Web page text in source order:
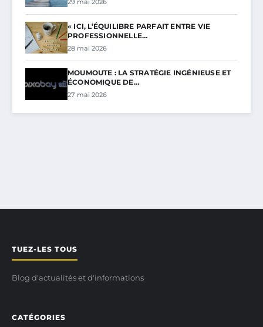
« ICI, L’ÉQUILIBRE PARFAIT ENTRE VIE
PROFESSIONNELLE…
28 mai 2026
MOUMOUTE : LA STRATÉGIE INGÉNIEUSE ET
ÉCONOMIQUE DE…
27 mai 2026
TUEZ-LES TOUS
Blog d'actualités et d'informations
CATÉGORIES